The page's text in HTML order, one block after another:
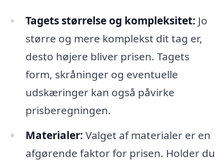
Tagets størrelse og kompleksitet: Jo
større og mere komplekst dit tag er,
desto højere bliver prisen. Tagets
form, skråninger og eventuelle
udskæringer kan også påvirke
prisberegningen.
Materialer: Valget af materialer er en
afgørende faktor for prisen. Holder du